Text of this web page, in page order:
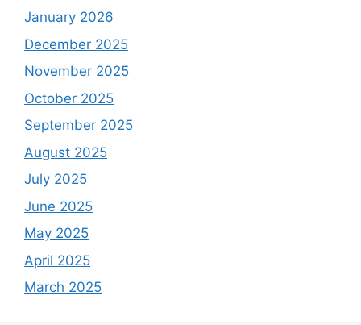
January 2026
December 2025
November 2025
October 2025
September 2025
August 2025
July 2025
June 2025
May 2025
April 2025
March 2025